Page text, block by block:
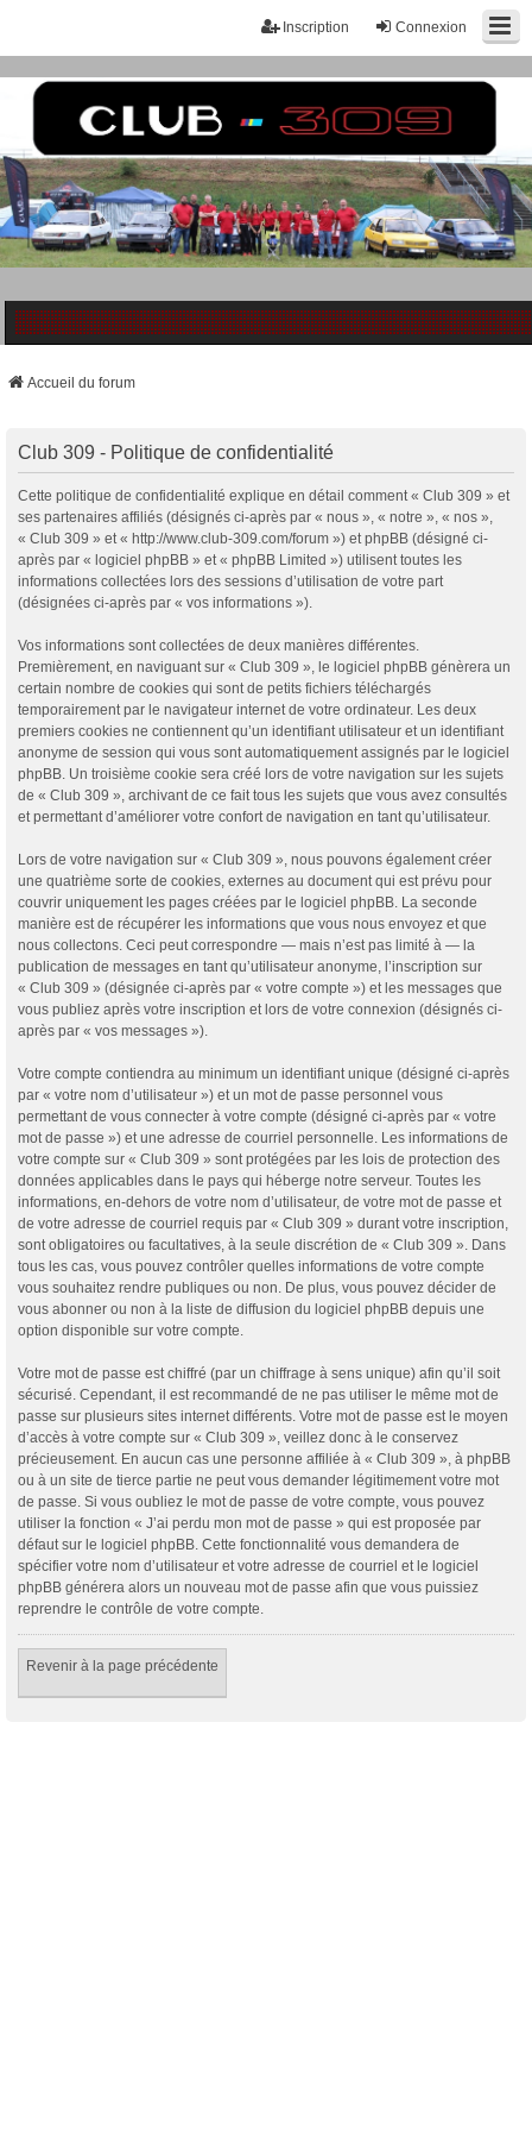
Connexion
Inscription
Accueil du forum
Club 309 - Politique de confidentialité
Cette politique de confidentialité explique en détail comment « Club 309 » et
ses partenaires affiliés (désignés ci-après par « nous », « notre », « nos »,
« Club 309 » et « http://www.club-309.com/forum ») et phpBB (désigné ci-
après par « logiciel phpBB » et « phpBB Limited ») utilisent toutes les
informations collectées lors des sessions d’utilisation de votre part
(désignées ci-après par « vos informations »).
Vos informations sont collectées de deux manières différentes.
Premièrement, en naviguant sur « Club 309 », le logiciel phpBB génèrera un
certain nombre de cookies qui sont de petits fichiers téléchargés
temporairement par le navigateur internet de votre ordinateur. Les deux
premiers cookies ne contiennent qu’un identifiant utilisateur et un identifiant
anonyme de session qui vous sont automatiquement assignés par le logiciel
phpBB. Un troisième cookie sera créé lors de votre navigation sur les sujets
de « Club 309 », archivant de ce fait tous les sujets que vous avez consultés
et permettant d’améliorer votre confort de navigation en tant qu’utilisateur.
Lors de votre navigation sur « Club 309 », nous pouvons également créer
une quatrième sorte de cookies, externes au document qui est prévu pour
couvrir uniquement les pages créées par le logiciel phpBB. La seconde
manière est de récupérer les informations que vous nous envoyez et que
nous collectons. Ceci peut correspondre — mais n’est pas limité à — la
publication de messages en tant qu’utilisateur anonyme, l’inscription sur
« Club 309 » (désignée ci-après par « votre compte ») et les messages que
vous publiez après votre inscription et lors de votre connexion (désignés ci-
après par « vos messages »).
Votre compte contiendra au minimum un identifiant unique (désigné ci-après
par « votre nom d’utilisateur ») et un mot de passe personnel vous
permettant de vous connecter à votre compte (désigné ci-après par « votre
mot de passe ») et une adresse de courriel personnelle. Les informations de
votre compte sur « Club 309 » sont protégées par les lois de protection des
données applicables dans le pays qui héberge notre serveur. Toutes les
informations, en-dehors de votre nom d’utilisateur, de votre mot de passe et
de votre adresse de courriel requis par « Club 309 » durant votre inscription,
sont obligatoires ou facultatives, à la seule discrétion de « Club 309 ». Dans
tous les cas, vous pouvez contrôler quelles informations de votre compte
vous souhaitez rendre publiques ou non. De plus, vous pouvez décider de
vous abonner ou non à la liste de diffusion du logiciel phpBB depuis une
option disponible sur votre compte.
Votre mot de passe est chiffré (par un chiffrage à sens unique) afin qu’il soit
sécurisé. Cependant, il est recommandé de ne pas utiliser le même mot de
passe sur plusieurs sites internet différents. Votre mot de passe est le moyen
d’accès à votre compte sur « Club 309 », veillez donc à le conservez
précieusement. En aucun cas une personne affiliée à « Club 309 », à phpBB
ou à un site de tierce partie ne peut vous demander légitimement votre mot
de passe. Si vous oubliez le mot de passe de votre compte, vous pouvez
utiliser la fonction « J’ai perdu mon mot de passe » qui est proposée par
défaut sur le logiciel phpBB. Cette fonctionnalité vous demandera de
spécifier votre nom d’utilisateur et votre adresse de courriel et le logiciel
phpBB générera alors un nouveau mot de passe afin que vous puissiez
reprendre le contrôle de votre compte.
Revenir à la page précédente